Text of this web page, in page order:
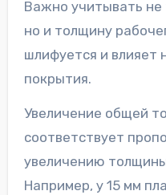
Важно учитывать
но и толщину
шлифуется и влияет
покрытия.
Увеличение общей
соответствует
увеличению
Например, у 15 мм